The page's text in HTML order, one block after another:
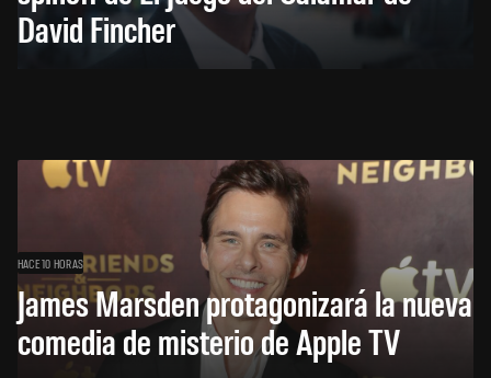
David Fincher
HACE 10 HORAS
James Marsden protagonizará la nueva
comedia de misterio de Apple TV